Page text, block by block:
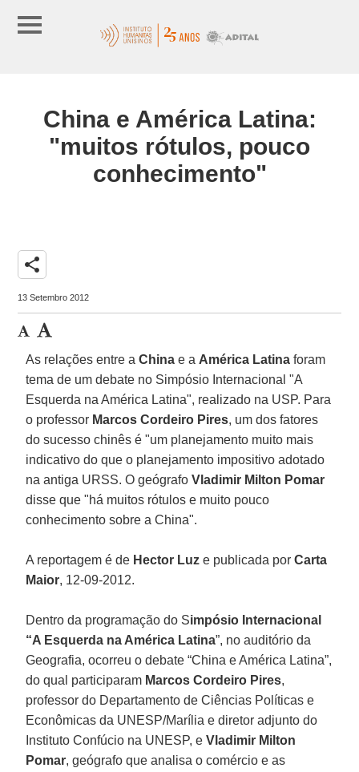
China e América Latina:
"muitos rótulos, pouco
conhecimento"
share
13 Setembro 2012
As relações entre aChinae a América Latinaforam
tema de um debate no Simpósio Internacional "A
Esquerda na América Latina", realizado na USP. Para
o professor Marcos Cordeiro Pires, um dos fatores
do sucesso chinês é "um planejamento muito mais
indicativo do que o planejamento impositivo adotado
na antiga URSS. O geógrafoVladimir Milton Pomar
disse que "há muitos rótulos e muito pouco
conhecimento sobre a China".
A reportagem é de Hector Luze publicada porCarta
Maior, 12-09-2012.
Dentro da programação do Simpósio Internacional
“A Esquerda na América Latina”, no auditório da
Geografia, ocorreu o debate “China e América Latina”,
do qual participaram Marcos Cordeiro Pires,
professor do Departamento de Ciências Políticas e
Econômicas da UNESP/Marília e diretor adjunto do
Instituto Confúcio na UNESP, eVladimir Milton
Pomar, geógrafo que analisa o comércio e as